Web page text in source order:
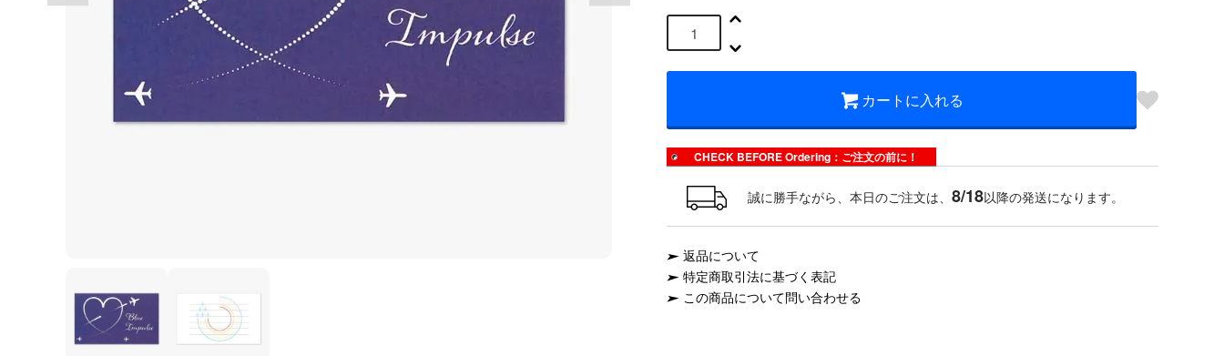
カートに入れる
CHECK BEFORE Ordering：ご注文の前に！
誠に勝手ながら、本日のご注文は、 8/18以降の発送になります。
返品について
特定商取引法に基づく表記
この商品について問い合わせる